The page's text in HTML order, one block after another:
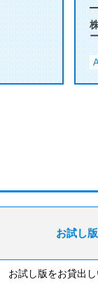
お試し版
お試し版をお貸出